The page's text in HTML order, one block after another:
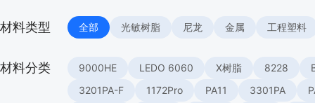
材料类型 全部 光敏树脂 尼龙 金属 工程塑料
材料分类 9000HE LEDO 6060 X树脂 8228
3201PA-F
1172Pro PA11 3301PA